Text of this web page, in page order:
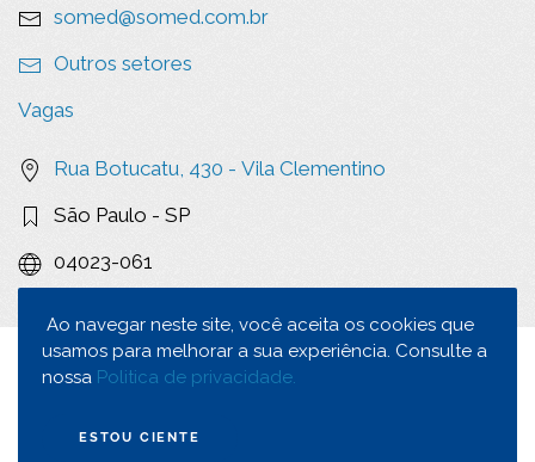
somed@somed.com.br
Outros setores
Vagas
Rua Botucatu, 430 - Vila Clementino
São Paulo - SP
04023-061
2023Todos os Direitos Reservados |
Ao navegar neste site, você aceita os cookies que
usamos para melhorar a sua experiência. Consulte a
nossa Politica de privacidade.
ESTOU CIENTE